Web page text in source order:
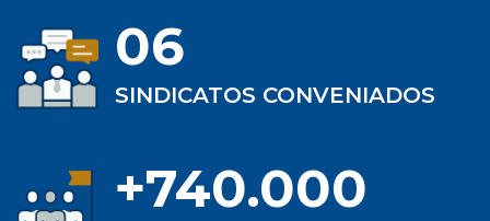
06
SINDICATOS CONVENIADOS
+740.000